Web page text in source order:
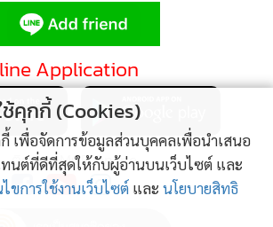
'หมอสรณ' สะดุด! ศาลไม่รับฟ้องปม
! Huawei ผนึกกำลังรอบใหม่ เข็นไทยสู่ยุค
เครือข่าย 5G-Advanced
ข่าวอื่นในหมวด
ช้คุกกี้ (Cookies)
กี้ เพื่อจัดการข้อมูลส่วนบุคคลเพื่อนำเสนอ
นต์ที่ดีที่สุดให้กับผู้อ่านบนเว็บไซต์ และ
ไขการใช้งานเว็บไซต์ และ นโยบายสิทธิ